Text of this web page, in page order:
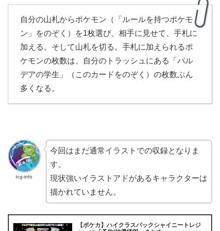
自分の山札からポケモン（「ルールを持つポケモ
ン」をのぞく）を1枚選び、相手に見せて、手札に
加える。そして山札を切る。手札に加えられるポ
ケモンの枚数は、自分のトラッシュにある「パル
デアの学生」（このカードをのぞく）の枚数ぶん
多くなる。
tcg-info
今回はまだ通常イラストでの収録となりま
す。
現状強いイラストアドがあるキャラクターは
描かれていません。
【ポケカ】ハイクラスパックシャイニートレジ